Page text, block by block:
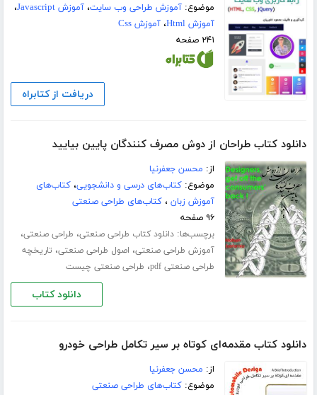
موضوع:آموزش طراحی وب سایت،آموزش Javascript
،
آموزش Html
،آموزش Css
۲۴۱ صفحه
دریافت از کتابراه
دانلود کتاب طراحان از دوش مصرف کنندگان پایین بیایید
از: محسن جعفرنیا
موضوع:کتاب‌های درسی و دانشجویی،کتاب‌های
آموزش زبان ،کتاب‌های طراحی صنعتی
۹۶ صفحه
برچسب‌ها:دانلود کتاب طراحی صنعتی، طراحی صنعتی،
آموزش طراحی صنعتی، اصول طراحی صنعتی، تاریخچه
طراحی صنعتی pdf
، طراحی صنعتی چیست
دانلود کتاب
دانلود کتاب مقدمه‌ای کوتاه بر سیر تکامل طراحی خودرو
از: محسن جعفرنیا
موضوع:کتاب‌های طراحی صنعتی